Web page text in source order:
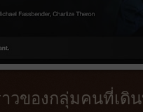
าวของกลุ่มคนที่เ